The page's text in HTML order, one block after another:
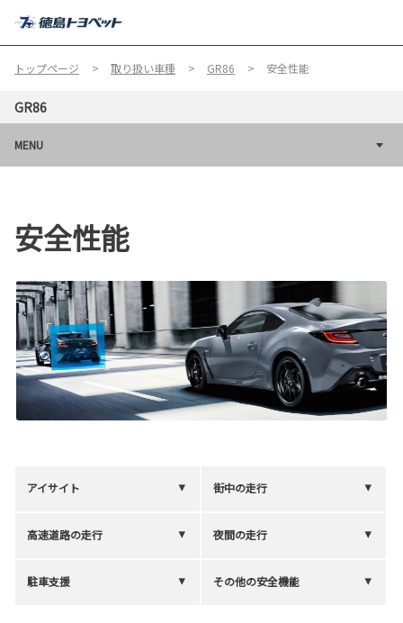
トップページ 取り扱い車種 GR86 安全性能
GR86
MENU
安全性能
アイサイト 街中の走行
高速道路の走行 夜間の走行
駐車支援 その他の安全機能